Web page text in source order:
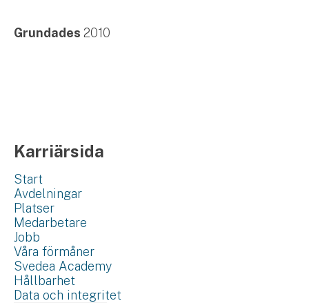
Grundades 2010
Karriärsida
Start
Avdelningar
Platser
Medarbetare
Jobb
Våra förmåner
Svedea Academy
Hållbarhet
Data och integritet